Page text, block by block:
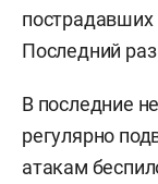
пострадавших
Последний
В последние
регулярно
атакам